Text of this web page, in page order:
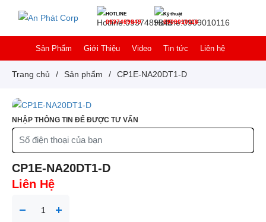
HOTLINE
0937489849
Kỹ thuật
0909010116
Sản Phẩm Giới Thiệu Video Tin tức Liên hệ
Trang chủ / Sản phẩm / CP1E-NA20DT1-D
NHẬP THÔNG TIN ĐỂ ĐƯỢC TƯ VẤN
CP1E-NA20DT1-D
Liên Hệ